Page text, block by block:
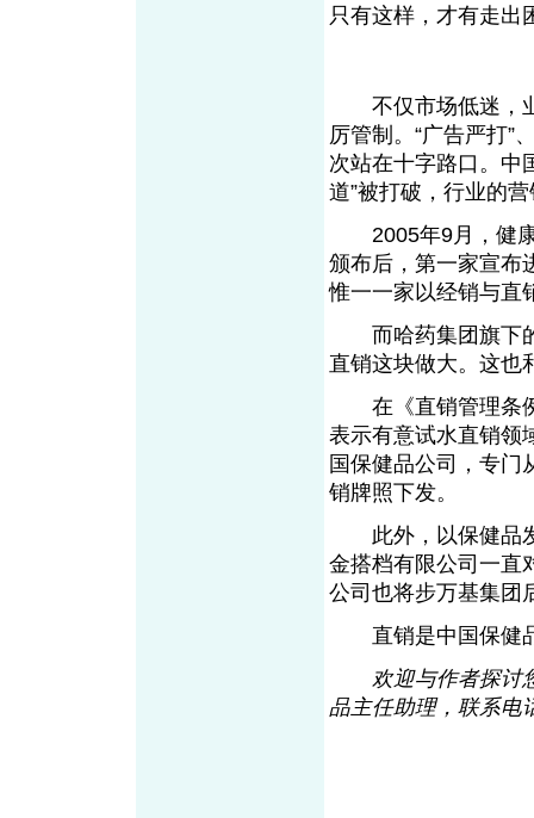
只有这样，才有走出
不仅市场低迷，业
厉管制。“广告严打”
次站在十字路口。
道”被打破，行业
2005年9月，健康
颁布后，第一家宣布
惟一一家以经销与直
而哈药集团旗下的
直销这块做大。这
在《直销管理条例
表示有意试水直销领
国保健品公司，专门
销牌照下发。
此外，以保健品发
金搭档有限公司一直
公司也将步万基集团
直销是中国保健
欢迎与作者探讨您
品主任助理，联系电